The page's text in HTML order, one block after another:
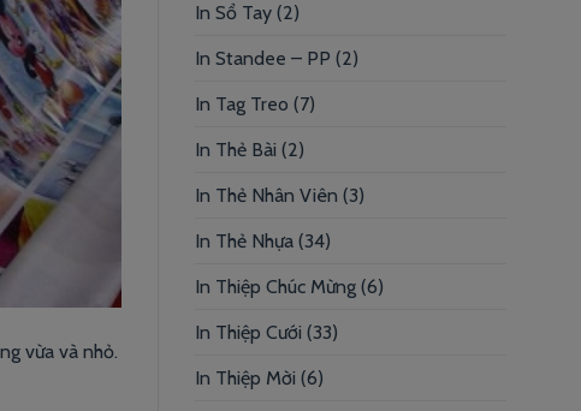
vừa và nhỏ.
In Sổ Tay (2)
In Standee – PP (2)
In Tag Treo (7)
In Thẻ Bài (2)
In Thẻ Nhân Viên (3)
In Thẻ Nhựa (34)
In Thiệp Chúc Mừng (6)
In Thiệp Cưới (33)
In Thiệp Mời (6)